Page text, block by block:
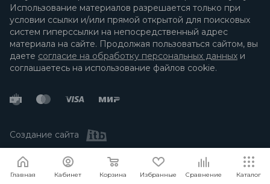
Использование материалов разрешается только при
условии ссылки и/или прямой открытой для поисковых
систем гиперссылки на непосредственный адрес
материала на сайте. Продолжая пользоваться сайтом, вы
даете согласие на обработку персональных данных и
соглашаетесь на использование файлов cookie.
Создание сайта
Главная Кабинет Корзина Избранные Сравнение Каталог
Мы используем файлы cookie. Подробнее Я согласен